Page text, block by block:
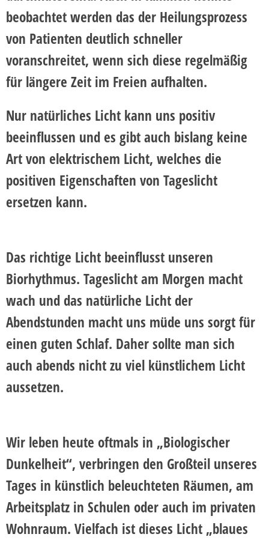
beobachtet werden das der Heilungsprozess
von Patienten deutlich schneller
voranschreitet, wenn sich diese regelmäßig
für längere Zeit im Freien aufhalten.
Nur natürliches Licht kann uns positiv
beeinflussen und es gibt auch bislang keine
Art von elektrischem Licht, welches die
positiven Eigenschaften von Tageslicht
ersetzen kann.
Das richtige Licht beeinflusst unseren
Biorhythmus. Tageslicht am Morgen macht
wach und das natürliche Licht der
Abendstunden macht uns müde uns sorgt für
einen guten Schlaf. Daher sollte man sich
auch abends nicht zu viel künstlichem Licht
aussetzen.
Wir leben heute oftmals in „Biologischer
Dunkelheit“, verbringen den Großteil unseres
Tages in künstlich beleuchteten Räumen, am
Arbeitsplatz in Schulen oder auch im privaten
Wohnraum. Vielfach ist dieses Licht „blaues